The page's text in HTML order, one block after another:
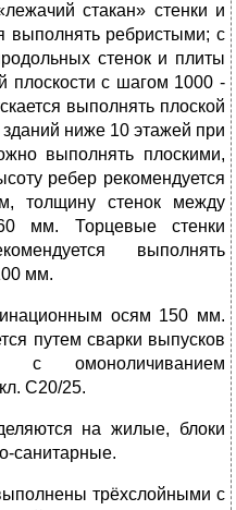
стакан» стенки и
выполнять ребристыми; с
стенок и плиты
плоскости с шагом 1000 -
выполнять плоской
ниже 10 этажей при
выполнять плоскими,
ребер рекомендуется
толщину стенок между
мм. Торцевые стенки
выполнять
мм.
осям 150 мм.
путем сварки выпусков
с омоноличиванием
С20/25.
на жилые, блоки
санитарные.
трёхслойными с